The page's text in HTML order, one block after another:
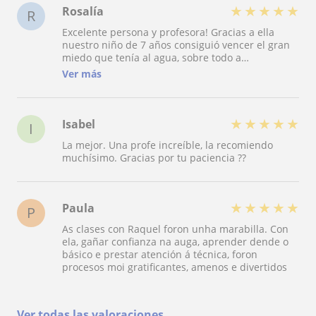
R Rosalía ★ ★ ★ ★ ★
Excelente persona y profesora! Gracias a ella
nuestro niño de 7 años consiguió vencer el gran
miedo que tenía al agua, sobre todo a
sumergirse. Gracias a Raquel, a su experiencia y
nuestro hijo aprendió a disfrutar del agua
para enseñar a tu hija/o a nadar!
Ver más
I Isabel ★ ★ ★ ★ ★
La mejor. Una profe increíble, la recomiendo
muchísimo. Gracias por tu paciencia ??
P Paula ★ ★ ★ ★ ★
As clases con Raquel foron unha marabilla. Con
ela, gañar confianza na auga, aprender dende o
básico e prestar atención á técnica, foron
procesos moi gratificantes, amenos e divertidos